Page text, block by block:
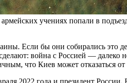
учениях попали в
Если бы они собирались это
война с Россией — далеко
что Киев может отказаться от